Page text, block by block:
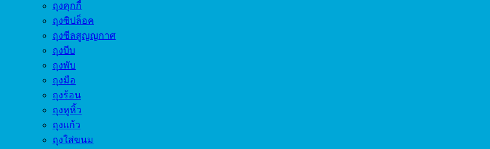
ถุงคุกกี้
ถุงซิปล็อค
ถุงซีลสูญญกาศ
ถุงบีบ
ถุงพับ
ถุงมือ
ถุงร้อน
ถุงหูหิ้ว
ถุงแก้ว
ถุงใส่ขนม